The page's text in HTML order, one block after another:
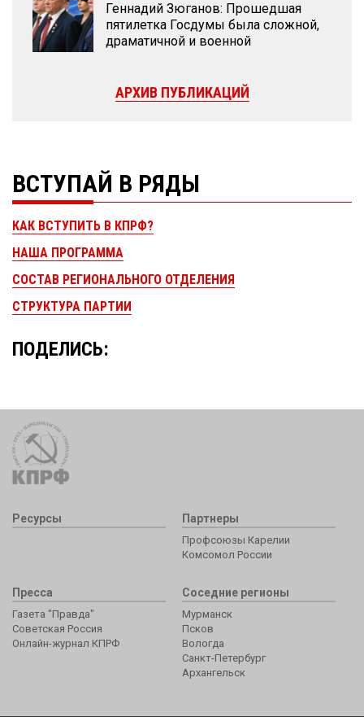
Геннадий Зюганов: Прошедшая
пятилетка Госдумы была сложной,
драматичной и военной
АРХИВ ПУБЛИКАЦИЙ
ВСТУПАЙ В РЯДЫ
КАК ВСТУПИТЬ В КПРФ?
НАША ПРОГРАММА
СОСТАВ РЕГИОНАЛЬНОГО ОТДЕЛЕНИЯ
СТРУКТУРА ПАРТИИ
ПОДЕЛИСЬ:
Ресурсы Партнеры
Профсоюзы Карелии
Комсомол России
Пресса
Газета "Правда"
Советская Россия
Онлайн-журнал КПРФ
Соседние регионы
Мурманск
Псков
Вологда
Санкт-Петербург
Архангельск